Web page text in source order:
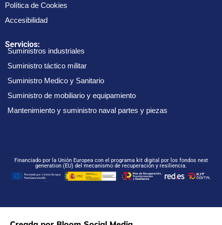
Política de Cookies
Accesibilidad
Servicios:
Suministros industriales
Suministro táctico militar
Suministro Medico y Sanitario
Suministro de mobiliario y equipamiento
Mantenimiento y suministro naval partes y piezas
Financiado por la Unión Europea con el programa kit digital por los fondos next
generation (EU) del mecanismo de recuperación y resiliencia.